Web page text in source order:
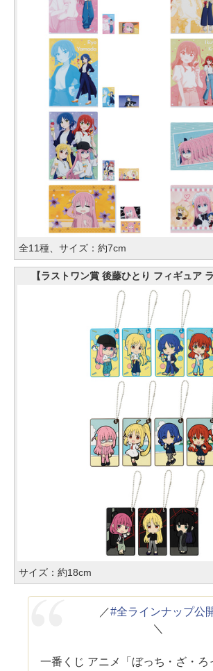
全11種、サイズ：約7cm
【ラストワン賞 後藤ひとり フィギュア
サイズ：約18cm
／#全ラインナップ公
＼
一番くじ アニメ「ぼっち・ざ・ろ